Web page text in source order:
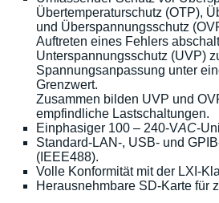
Übertemperaturschutz (OTP),
und Überspannungsschutz
Auftreten eines Fehlers
Unterspannungsschutz (UVP)
Spannungsanpassung unter
Grenzwert.
Zusammen bilden UVP und
empfindliche Lastschaltungen.
Einphasiger 100 – 240-VAC-
Standard-LAN-, USB- und
(IEEE488).
Volle Konformität mit der LXI-
Herausnehmbare SD-Karte für